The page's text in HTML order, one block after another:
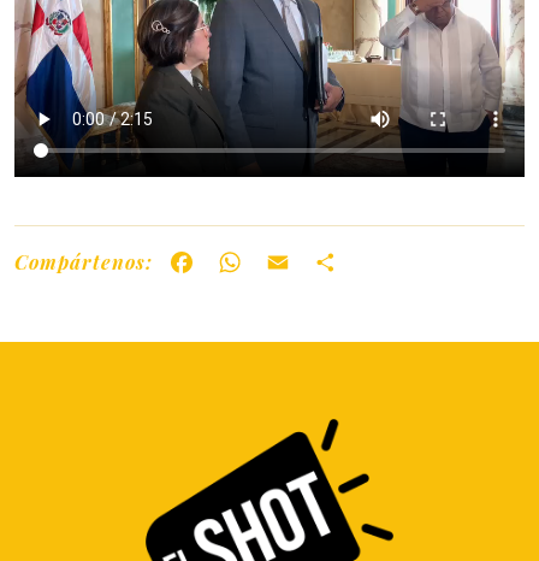
Compártenos: FacebookWhatsApp
Email